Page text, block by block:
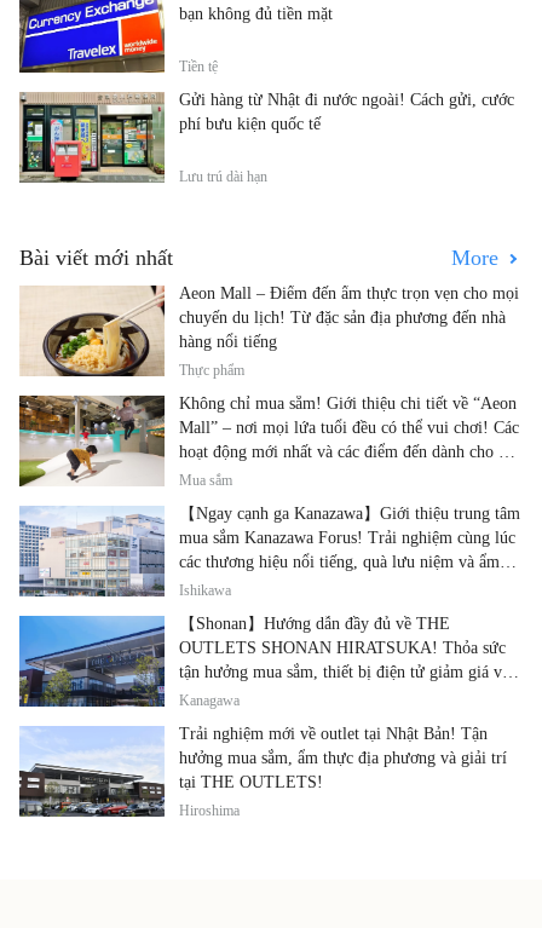
bạn không đủ tiền mặt
Tiền tệ
Gửi hàng từ Nhật đi nước ngoài! Cách gửi, cước
phí bưu kiện quốc tế
Lưu trú dài hạn
Bài viết mới nhất More
Aeon Mall – Điểm đến ẩm thực trọn vẹn cho mọi
chuyến du lịch! Từ đặc sản địa phương đến nhà
hàng nổi tiếng
Thực phẩm
Không chỉ mua sắm! Giới thiệu chi tiết về “Aeon
Mall” – nơi mọi lứa tuổi đều có thể vui chơi! Các
hoạt động mới nhất và các điểm đến dành cho gia
đình.
Mua sắm
【Ngay cạnh ga Kanazawa】Giới thiệu trung tâm
mua sắm Kanazawa Forus! Trải nghiệm cùng lúc
các thương hiệu nổi tiếng, quà lưu niệm và ẩm
thực địa phương
Ishikawa
【Shonan】Hướng dẫn đầy đủ về THE
OUTLETS SHONAN HIRATSUKA! Thỏa sức
tận hưởng mua sắm, thiết bị điện tử giảm giá và
ẩm thực địa phương tại cùng một địa điểm!
Kanagawa
Trải nghiệm mới về outlet tại Nhật Bản! Tận
hưởng mua sắm, ẩm thực địa phương và giải trí
tại THE OUTLETS!
Hiroshima